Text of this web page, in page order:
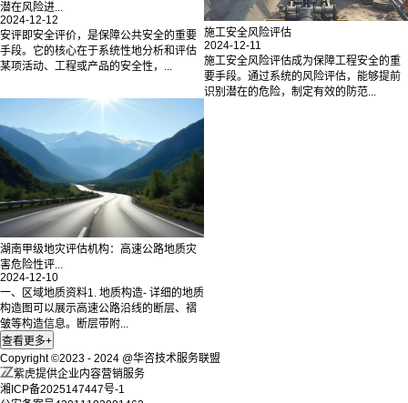
潜在风险进...
2024-12-12
安评即安全评价，是保障公共安全的重要
手段。它的核心在于系统性地分析和评估
某项活动、工程或产品的安全性，...
施工安全风险评估
2024-12-11
施工安全风险评估成为保障工程安全的重
要手段。通过系统的风险评估，能够提前
识别潜在的危险，制定有效的防范...
湖南甲级地灾评估机构：高速公路地质灾
害危险性评...
2024-12-10
一、区域地质资料1. 地质构造- 详细的地质
构造图可以展示高速公路沿线的断层、褶
皱等构造信息。断层带附...
Copyright ©2023 - 2024 @华咨技术服务联盟
紫虎提供企业内容营销服务
湘ICP备2025147447号-1